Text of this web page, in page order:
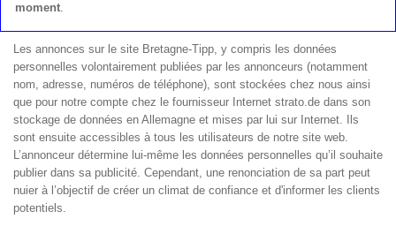
moment.
Les annonces sur le site Bretagne-Tipp, y compris les données
personnelles volontairement publiées par les annonceurs (notamment
nom, adresse, numéros de téléphone), sont stockées chez nous ainsi
que pour notre compte chez le fournisseur Internet strato.de dans son
stockage de données en Allemagne et mises par lui sur Internet. Ils
sont ensuite accessibles à tous les utilisateurs de notre site web.
L’annonceur détermine lui-même les données personnelles qu’il souhaite
publier dans sa publicité. Cependant, une renonciation de sa part peut
nuier à l’objectif de créer un climat de confiance et d'informer les clients
potentiels.